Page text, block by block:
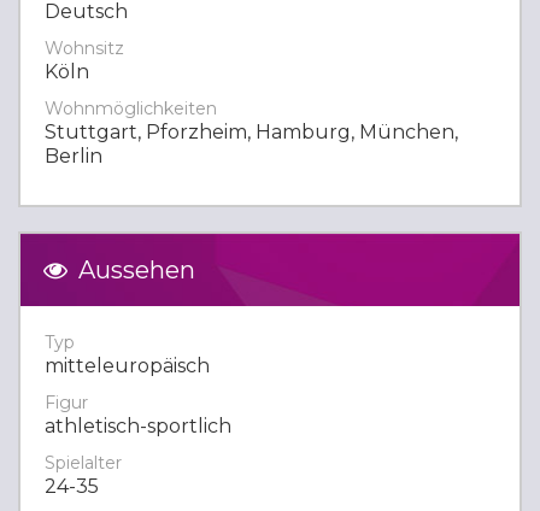
Deutsch
Wohnsitz
Köln
Wohnmöglichkeiten
Stuttgart, Pforzheim, Hamburg, München,
Berlin
Aussehen
Typ
mitteleuropäisch
Figur
athletisch-sportlich
Spielalter
24-35